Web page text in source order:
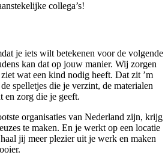
collega’s!
je iets wilt betekenen voor de volgende
kan dat op jouw manier. Wij zorgen
wat een kind nodig heeft. Dat zit ’m
spelletjes die je verzint, de materialen
en zorg die je geeft.
organisaties van Nederland zijn, krijg
te maken. En je werkt op een locatie
jij meer plezier uit je werk en maken